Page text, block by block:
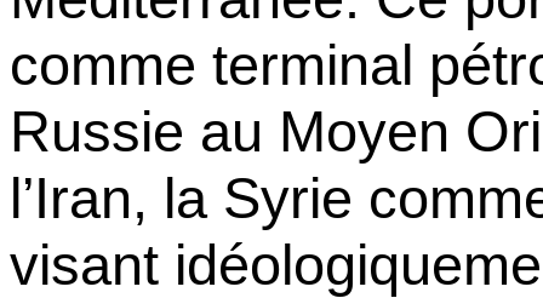
comme terminal
Russie au Moyen
l’Iran, la Syrie
visant